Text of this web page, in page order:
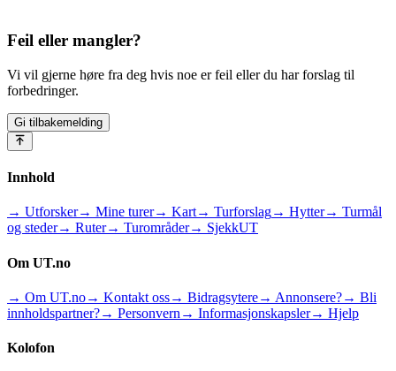
Feil eller mangler?
Vi vil gjerne høre fra deg hvis noe er feil eller du har forslag til
forbedringer.
Gi tilbakemelding
Innhold
→ Utforsker→ Mine turer→ Kart→ Turforslag→ Hytter→ Turmål
og steder→ Ruter→ Turområder→ SjekkUT
Om UT.no
→ Om UT.no→ Kontakt oss→ Bidragsytere→ Annonsere?→ Bli
innholdspartner?→ Personvern → Informasjonskapsler→ Hjelp
Kolofon